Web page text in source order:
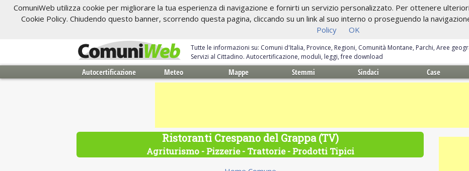
ComuniWeb utilizza cookie per migliorare la tua esperienza di navigazione e fornirti un servizio personalizzato. Per ottenere
Cookie Policy. Chiudendo questo banner, scorrendo questa pagina, cliccando su un link al suo interno o proseguendo la
Policy
OK
Tutte le informazioni su: Comuni d'Italia, Province, Regioni, Comunità Montane, Parchi, Aree
Servizi al Cittadino. Autocertificazione, moduli, leggi, free download
Autocertificazione Meteo Mappe Stemmi Sindaci Case
Ristoranti Crespano del Grappa (TV)
Agriturismo - Pizzerie - Trattorie - Prodotti Tipici